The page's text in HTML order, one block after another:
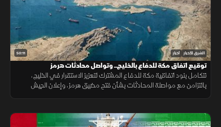
50:11 الشرق للأخبار أخبار
توقيع اتفاق مكة للدفاع بالخليج.. وتواصل محادثات هرمز
تتكامل بنود اتفاقية مكة للدفاع المشترك لتعزيز الاستقرار في الخليج،
بالتزامن مع مواصلة المحادثات بشأن فتح مضيق هرمز، وإعلان الجيش